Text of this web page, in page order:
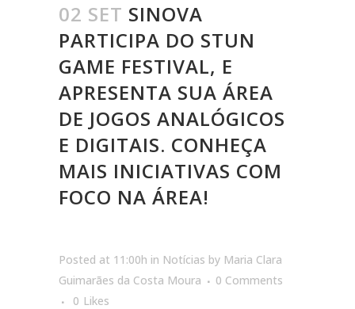
02 SET SINOVA
PARTICIPA DO STUN
GAME FESTIVAL, E
APRESENTA SUA ÁREA
DE JOGOS ANALÓGICOS
E DIGITAIS. CONHEÇA
MAIS INICIATIVAS COM
FOCO NA ÁREA!
Posted at 11:00h in Notícias by Maria Clara
Guimarães da Costa Moura
0 Comments
0 Likes